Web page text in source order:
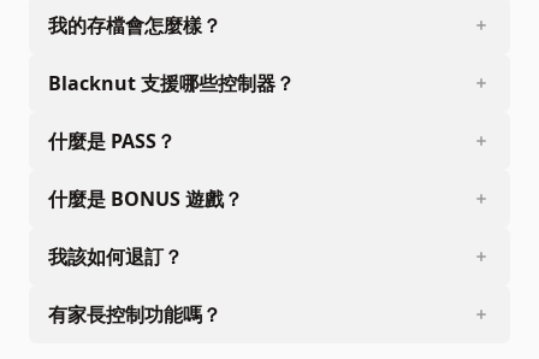
我的存檔會怎麼樣？
Blacknut 支援哪些控制器？
什麼是 PASS？
什麼是 BONUS 遊戲？
我該如何退訂？
有家長控制功能嗎？